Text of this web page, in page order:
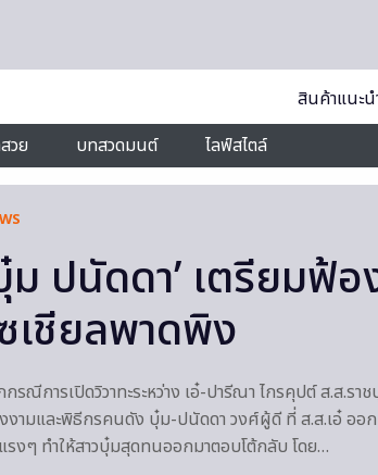
สินค้าแนะน
วย บทสวดมนต์ ไลฟ์สไตล์
ม ปนัดดา’ เตรียมฟ้อ
เชียลพาดพิง
กรณีการเปิดวิวาทะระหว่าง เอ๋-ปารีณา ไกรคุปต์ ส.ส.ร
งามและพิธีกรคนดัง บุ๋ม-ปนัดดา วงศ์ผู้ดี ที่ ส.ส.เอ๋ ออ
รงๆ ทำให้สาวบุ๋มสุดทนออกมาตอบโต้กลับ โดย…